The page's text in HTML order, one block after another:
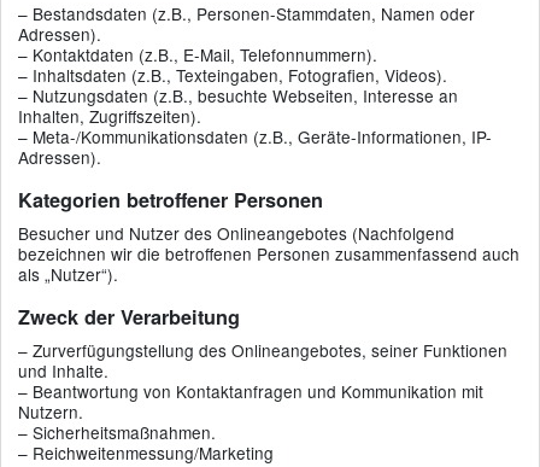
– Bestandsdaten (z.B., Personen-Stammdaten, Namen oder
Adressen).
– Kontaktdaten (z.B., E-Mail, Telefonnummern).
– Inhaltsdaten (z.B., Texteingaben, Fotografien, Videos).
– Nutzungsdaten (z.B., besuchte Webseiten, Interesse an
Inhalten, Zugriffszeiten).
– Meta-/Kommunikationsdaten (z.B., Geräte-Informationen, IP-
Adressen).
Kategorien betroffener Personen
Besucher und Nutzer des Onlineangebotes (Nachfolgend
bezeichnen wir die betroffenen Personen zusammenfassend auch
als „Nutzer“).
Zweck der Verarbeitung
– Zurverfügungstellung des Onlineangebotes, seiner Funktionen
und Inhalte.
– Beantwortung von Kontaktanfragen und Kommunikation mit
Nutzern.
– Sicherheitsmaßnahmen.
– Reichweitenmessung/Marketing